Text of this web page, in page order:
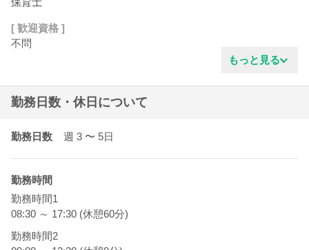
[ 歓迎資格 ]
不問
もっと見る
勤務日数・休日について
勤務日数 週 3 〜 5日
勤務時間
勤務時間1
08:30 ～ 17:30 (休憩60分)
勤務時間2